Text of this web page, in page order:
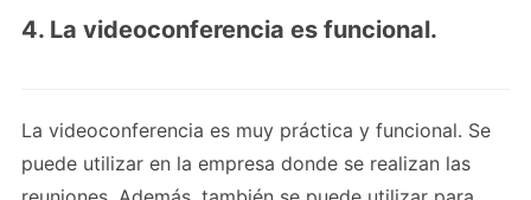
4. La videoconferencia es funcional.
La videoconferencia es muy práctica y funcional. Se
puede utilizar en la empresa donde se realizan las